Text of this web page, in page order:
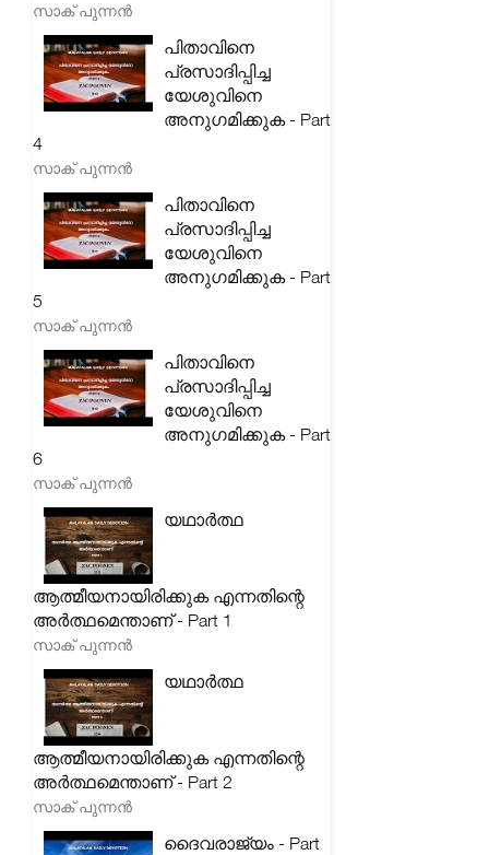
സാക് പുന്നൻ
പിതാവിനെ
പ്രസാദിപ്പിച്ച
യേശുവിനെ
അനുഗമിക്കുക - Part
4
സാക് പുന്നൻ
പിതാവിനെ
പ്രസാദിപ്പിച്ച
യേശുവിനെ
അനുഗമിക്കുക - Part
5
സാക് പുന്നൻ
പിതാവിനെ
പ്രസാദിപ്പിച്ച
യേശുവിനെ
അനുഗമിക്കുക - Part
6
സാക് പുന്നൻ
യഥാർത്ഥ
ആത്മീയനായിരിക്കുക എന്നതിന്റെ
അർത്ഥമെന്താണ് - Part 1
സാക് പുന്നൻ
യഥാർത്ഥ
ആത്മീയനായിരിക്കുക എന്നതിന്റെ
അർത്ഥമെന്താണ് - Part 2
സാക് പുന്നൻ
ദൈവരാജ്യം - Part